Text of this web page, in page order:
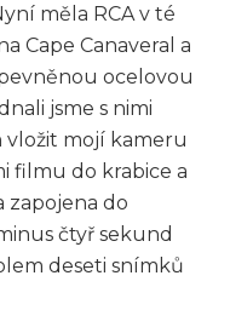
měla RCA v té
Cape Canaveral a
ocelovou
jsme s nimi
vložit mojí kameru
filmu do krabice a
zapojena do
čtyř sekund
deseti snímků